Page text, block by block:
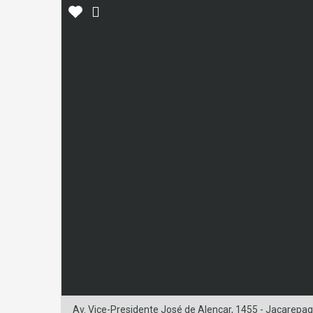
Av. Vice-Presidente José de Alencar, 1455 -